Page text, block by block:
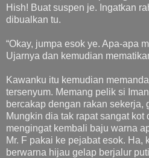
Hish! Buat suspen je. Ingatkan
dibualkan tu.
“Okay, jumpa esok ye. Apa-apa
Ujarnya dan kemudian
Kawanku itu kemudian
tersenyum. Memang pelik si
bercakap dengan rakan sekerja,
Mungkin dia tak rapat sangat kot
mengingat kembali baju warna
Mr. F pakai ke pejabat esok. Ha,
berwarna hijau gelap berjalur